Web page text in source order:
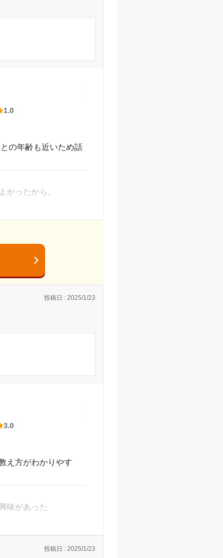
ることができたと思
どにも寄り添って対
いる中で自習ができ
ぐ近くにあり長時間
校の口コミをもっと見る
1.0
の年齢も近いため話
かったから。
割高。
の講師でも十分だっ
張ってくれていた。
った。
暇前になると講習を
投稿日 : 2025/1/23
3.0
え方がわかりやす
味があった
投稿日 : 2025/1/23